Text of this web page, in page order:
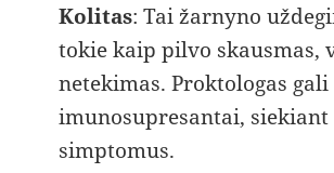
Kolitas: Tai žarnyno
tokie kaip pilvo
netekimas. Proktologas
imunosupresantai,
simptomus.